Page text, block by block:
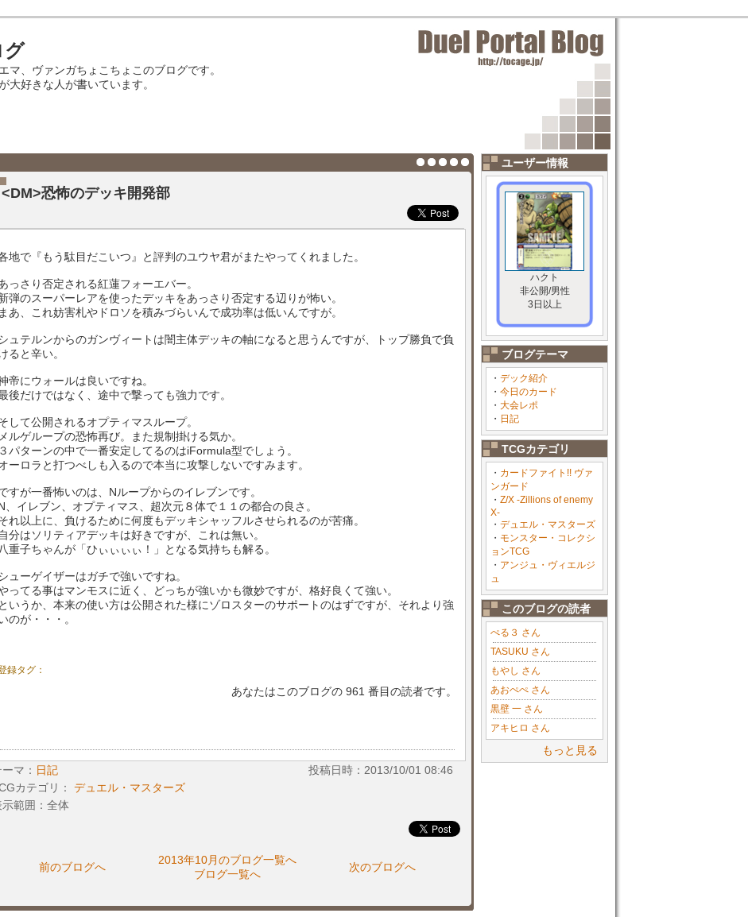
グ
マ、ヴァンガちょこちょこのブログです。
大好きな人が書いています。
ユーザー情報
ハクト
非公開/男性
3日以上
ブログテーマ
・ デック紹介
・ 今日のカード
・ 大会レポ
・ 日記
TCGカテゴリ
・ カードファイト!! ヴァ
ンガード
・ Z/X -Zillions of enemy
X-
・ デュエル・マスターズ
・ モンスター・コレクシ
ョンTCG
・ アンジュ・ヴィエルジ
ュ
このブログの読者
ぺる３ さん
TASUKU さん
もやし さん
あおぺぺ さん
黒壁 一 さん
アキヒロ さん
もっと見る
<DM>恐怖のデッキ開発部
地で『もう駄目だこいつ』と評判のユウヤ君がまたやってくれました。
っさり否定される紅蓮フォーエバー。
弾のスーパーレアを使ったデッキをあっさり否定する辺りが怖い。
まあ、これ妨害札やドロソを積みづらいんで成功率は低いんですが。
ュテルンからのガンヴィートは闇主体デッキの軸になると思うんですが、トップ勝負で負
ると辛い。
帝にウォールは良いですね。
後だけではなく、途中で撃っても強力です。
して公開されるオプティマスループ。
メルゲループの恐怖再び。また規制掛ける気か。
３パターンの中で一番安定してるのはiFormula型でしょう。
ーロラと打つべしも入るので本当に攻撃しないですみます。
すが一番怖いのは、Nループからのイレブンです。
、イレブン、オプティマス、超次元８体で１１の都合の良さ。
れ以上に、負けるために何度もデッキシャッフルさせられるのが苦痛。
自分はソリティアデッキは好きですが、これは無い。
八重子ちゃんが「ひぃぃぃぃ！」となる気持ちも解る。
ューゲイザーはガチで強いですね。
ってる事はマンモスに近く、どっちが強いかも微妙ですが、格好良くて強い。
というか、本来の使い方は公開された様にゾロスターのサポートのはずですが、それより強
のが・・・。
録タグ：
あなたはこのブログの 961 番目の読者です。
マ： 日記
投稿日時：2013/10/01 08:46
カテゴリ： デュエル・マスターズ
示範囲：全体
前のブログへ
2013年10月のブログ一覧へ
ブログ一覧へ
次のブログへ